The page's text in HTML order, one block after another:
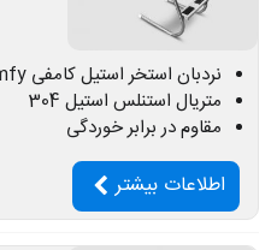
نردبان استخر استیل کامفی Komfy
متریال استنلس استیل 304
مقاوم در برابر خوردگی
اطلاعات بیشتر